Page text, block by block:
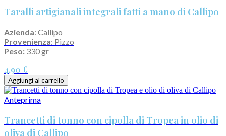
Taralli artigianali integrali fatti a mano di Callipo
Azienda: Callipo
Provenienza: Pizzo
Peso: 330 gr
4,90 €
Aggiungi al carrello
Anteprima
Trancetti di tonno con cipolla di Tropea in olio di
oliva di Callipo